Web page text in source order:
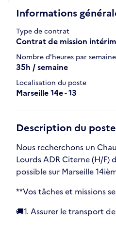
Informations
Type de contrat
Contrat de mission
Nombre d'heures par semaine
35h / semaine
Localisation du poste
Marseille 14e - 13
Description du poste
Nous recherchons un
Lourds ADR Citerne (H/F)
possible sur Marseille
**Vos tâches et missions
🚚​1. Assurer le transport